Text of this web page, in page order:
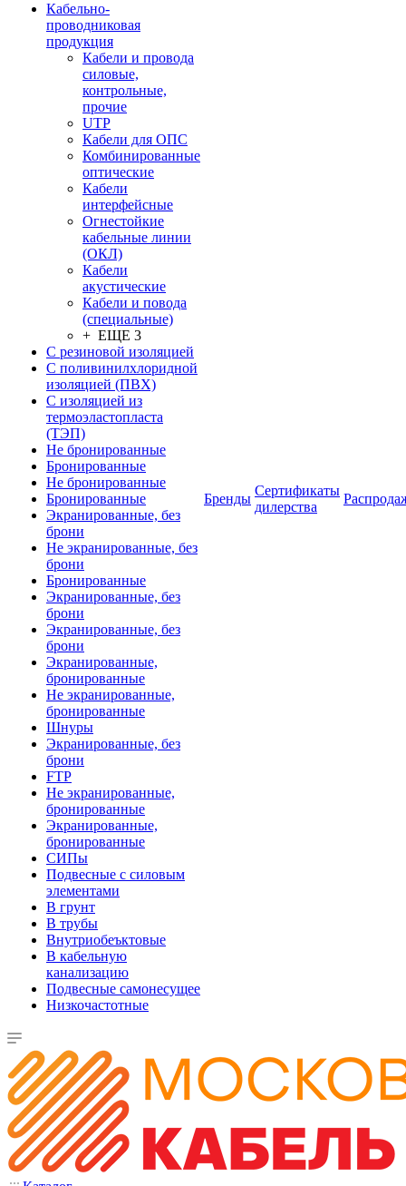
Кабельно-
проводниковая
продукция
Кабели и провода
силовые,
контрольные,
прочие
UTP
Кабели для ОПС
Комбинированные
оптические
Кабели
интерфейсные
Огнестойкие
кабельные линии
(ОКЛ)
Кабели
акустические
Кабели и повода
(специальные)
+ ЕЩЕ 3
С резиновой изоляцией
С поливинилхлоридной
изоляцией (ПВХ)
С изоляцией из
термоэластопласта
(ТЭП)
Не бронированные
Бронированные
Не бронированные
Бронированные
Экранированные, без
брони
Не экранированные, без
брони
Бронированные
Экранированные, без
брони
Экранированные, без
брони
Экранированные,
бронированные
Не экранированные,
бронированные
Шнуры
Экранированные, без
брони
FTP
Не экранированные,
бронированные
Экранированные,
бронированные
СИПы
Подвесные с силовым
элементами
В грунт
В трубы
Внутриобеъктовые
В кабельную
канализацию
Подвесные самонесущее
Низкочастотные
Бренды
Сертификаты
дилерства